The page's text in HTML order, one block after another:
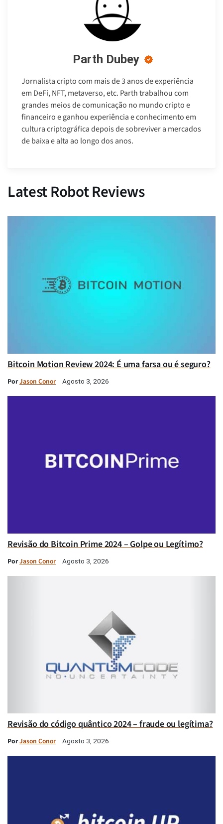
Parth Dubey
Jornalista cripto com mais de 3 anos de experiência
em DeFi, NFT, metaverso, etc. Parth trabalhou com
grandes meios de comunicação no mundo cripto e
financeiro e ganhou experiência e conhecimento em
cultura criptográfica depois de sobreviver a mercados
de baixa e alta ao longo dos anos.
Latest Robot Reviews
Bitcoin Motion Review 2024: É uma farsa ou é seguro?
PorJason Conor Agosto 3, 2026
Revisão do Bitcoin Prime 2024 – Golpe ou Legítimo?
PorJason Conor Agosto 3, 2026
Revisão do código quântico 2024 – fraude ou legítima?
PorJason Conor Agosto 3, 2026